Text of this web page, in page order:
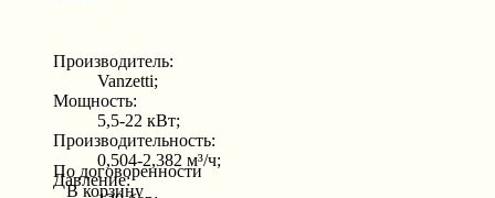
Производитель:
Vanzetti;
Мощность:
5,5-22 кВт;
Производительность:
0,504-2,382 м³/ч;
Давление:
По договоренности
В корзину